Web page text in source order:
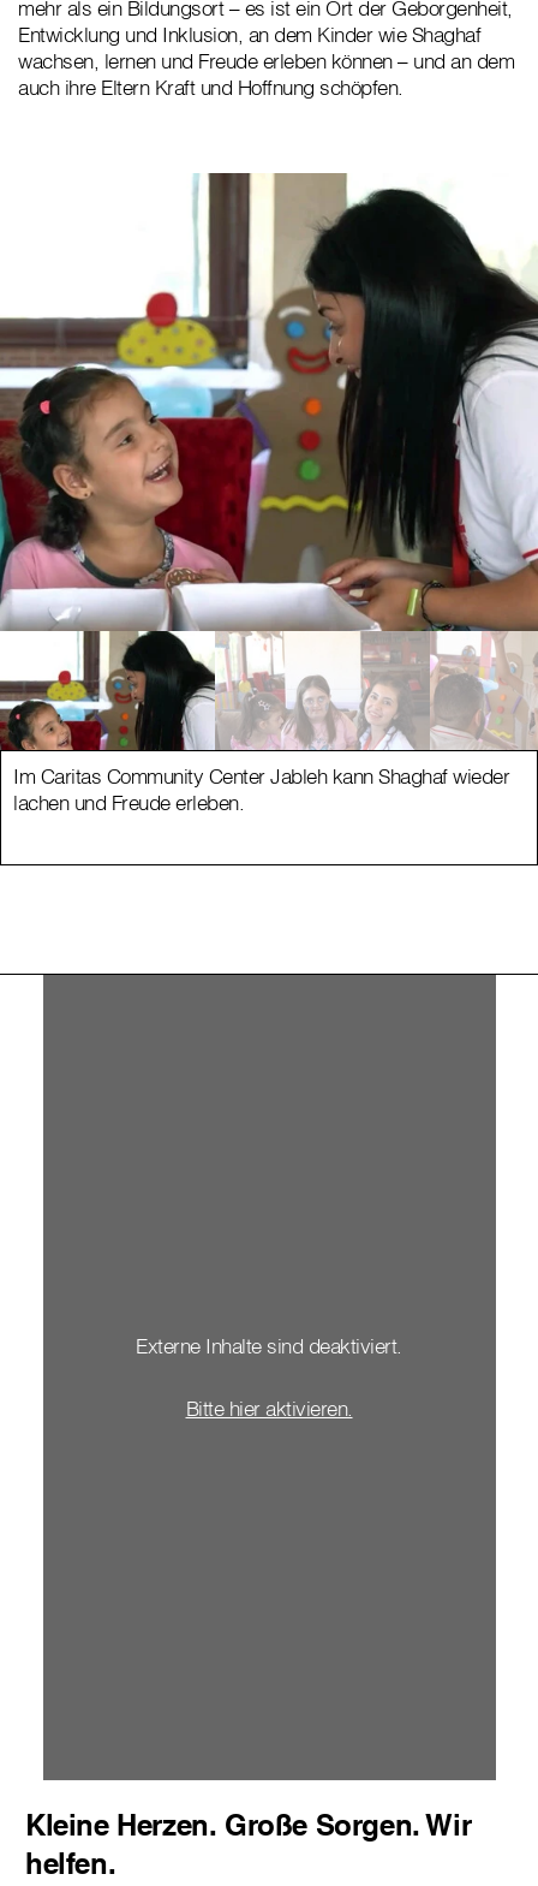
mehr als ein Bildungsort – es ist ein Ort der Geborgenheit,
Entwicklung und Inklusion, an dem Kinder wie Shaghaf
wachsen, lernen und Freude erleben können – und an dem
auch ihre Eltern Kraft und Hoffnung schöpfen.
Im Caritas Community Center Jableh kann Shaghaf wieder
lachen und Freude erleben.
Externe Inhalte sind deaktiviert.
Bitte hier aktivieren.
Kleine Herzen. Große Sorgen. Wir
helfen.